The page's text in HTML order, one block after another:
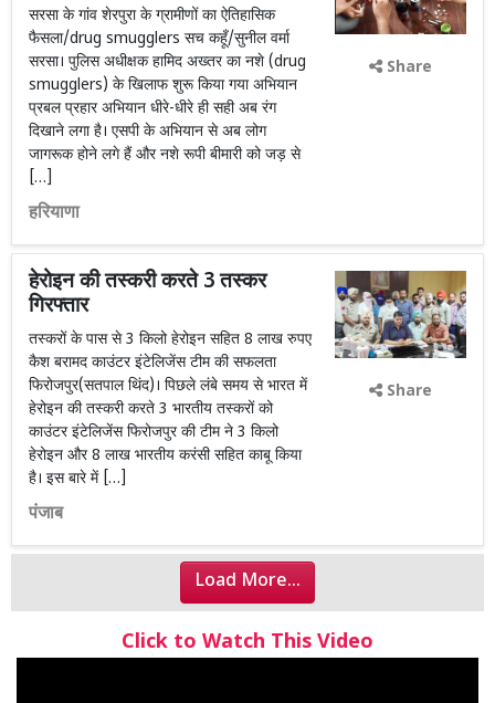
सरसा के गांव शेरपुरा के ग्रामीणों का ऐतिहासिक
फैसला/drug smugglers सच कहूँ/सुनील वर्मा
सरसा। पुलिस अधीक्षक हामिद अख्तर का नशे (drug
smugglers) के खिलाफ शुरू किया गया अभियान
प्रबल प्रहार अभियान धीरे-धीरे ही सही अब रंग
दिखाने लगा है। एसपी के अभियान से अब लोग
जागरूक होने लगे हैं और नशे रूपी बीमारी को जड़ से
[…]
हरियाणा
Share
हेरोइन की तस्करी करते 3 तस्कर
गिरफ्तार
तस्करों के पास से 3 किलो हेरोइन सहित 8 लाख रुपए
कैश बरामद काउंटर इंटेलिजेंस टीम की सफलता
फिरोजपुर(सतपाल थिंद)। पिछले लंबे समय से भारत में
हेरोइन की तस्करी करते 3 भारतीय तस्करों को
काउंटर इंटेलिजेंस फिरोजपुर की टीम ने 3 किलो
हेरोइन और 8 लाख भारतीय करंसी सहित काबू किया
है। इस बारे में […]
पंजाब
Share
Load More...
Click to Watch This Video